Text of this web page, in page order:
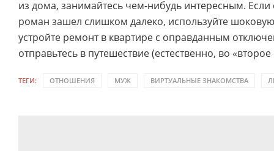
из дома, занимайтесь чем-нибудь интересным. Если
роман зашел слишком далеко, используйте
устройте ремонт в квартире с оправданным
отправьтесь в путешествие (естественно, во
ТЕГИ: ОТНОШЕНИЯ МУЖ ВИРТУАЛЬНЫЕ ЗНАКОМСТВА